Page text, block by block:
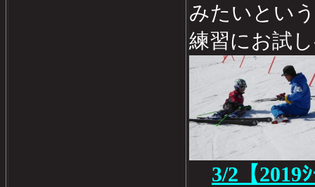
みたいとい
練習にお試
3/2【2019